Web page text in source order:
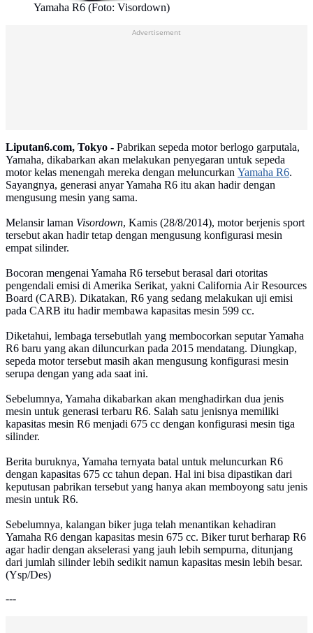
Yamaha R6 (Foto: Visordown)
Advertisement
Liputan6.com, Tokyo - Pabrikan sepeda motor berlogo garputala,
Yamaha, dikabarkan akan melakukan penyegaran untuk sepeda
motor kelas menengah mereka dengan meluncurkan Yamaha R6.
Sayangnya, generasi anyar Yamaha R6 itu akan hadir dengan
mengusung mesin yang sama.
Melansir laman Visordown, Kamis (28/8/2014), motor berjenis sport
tersebut akan hadir tetap dengan mengusung konfigurasi mesin
empat silinder.
Bocoran mengenai Yamaha R6 tersebut berasal dari otoritas
pengendali emisi di Amerika Serikat, yakni California Air Resources
Board (CARB). Dikatakan, R6 yang sedang melakukan uji emisi
pada CARB itu hadir membawa kapasitas mesin 599 cc.
Diketahui, lembaga tersebutlah yang membocorkan seputar Yamaha
R6 baru yang akan diluncurkan pada 2015 mendatang. Diungkap,
sepeda motor tersebut masih akan mengusung konfigurasi mesin
serupa dengan yang ada saat ini.
Sebelumnya, Yamaha dikabarkan akan menghadirkan dua jenis
mesin untuk generasi terbaru R6. Salah satu jenisnya memiliki
kapasitas mesin R6 menjadi 675 cc dengan konfigurasi mesin tiga
silinder.
Berita buruknya, Yamaha ternyata batal untuk meluncurkan R6
dengan kapasitas 675 cc tahun depan. Hal ini bisa dipastikan dari
keputusan pabrikan tersebut yang hanya akan memboyong satu jenis
mesin untuk R6.
Sebelumnya, kalangan biker juga telah menantikan kehadiran
Yamaha R6 dengan kapasitas mesin 675 cc. Biker turut berharap R6
agar hadir dengan akselerasi yang jauh lebih sempurna, ditunjang
dari jumlah silinder lebih sedikit namun kapasitas mesin lebih besar.
(Ysp/Des)
---